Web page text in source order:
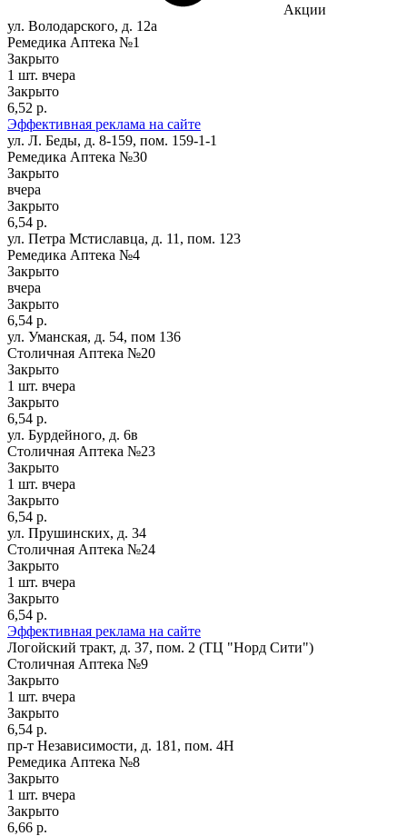
Акции
ул. Володарского, д. 12а
Ремедика Аптека №1
Закрыто
1 шт. вчера
Закрыто
6,52 р.
Эффективная реклама на сайте
ул. Л. Беды, д. 8-159, пом. 159-1-1
Ремедика Аптека №30
Закрыто
вчера
Закрыто
6,54 р.
ул. Петра Мстиславца, д. 11, пом. 123
Ремедика Аптека №4
Закрыто
вчера
Закрыто
6,54 р.
ул. Уманская, д. 54, пом 136
Столичная Аптека №20
Закрыто
1 шт. вчера
Закрыто
6,54 р.
ул. Бурдейного, д. 6в
Столичная Аптека №23
Закрыто
1 шт. вчера
Закрыто
6,54 р.
ул. Прушинских, д. 34
Столичная Аптека №24
Закрыто
1 шт. вчера
Закрыто
6,54 р.
Эффективная реклама на сайте
Логойский тракт, д. 37, пом. 2 (ТЦ "Норд Сити")
Столичная Аптека №9
Закрыто
1 шт. вчера
Закрыто
6,54 р.
пр-т Независимости, д. 181, пом. 4Н
Ремедика Аптека №8
Закрыто
1 шт. вчера
Закрыто
6,66 р.